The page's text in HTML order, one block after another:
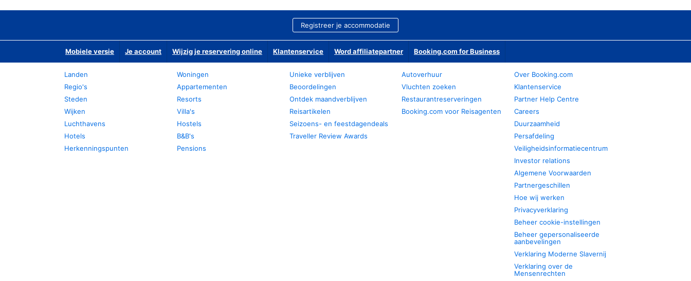
Registreer je accommodatie
Mobiele versie Je account Wijzig je reservering online Klantenservice Word affiliatepartner Booking.com for Business
Landen
Regio's
Steden
Wijken
Luchthavens
Hotels
Herkenningspunten
Woningen
Appartementen
Resorts
Villa's
Hostels
B&B's
Pensions
Unieke verblijven
Beoordelingen
Ontdek maandverblijven
Reisartikelen
Seizoens- en feestdagendeals
Traveller Review Awards
Autoverhuur
Vluchten zoeken
Restaurantreserveringen
Booking.com voor Reisagenten
Over Booking.com
Klantenservice
Partner Help Centre
Careers
Duurzaamheid
Persafdeling
Veiligheidsinformatiecentrum
Investor relations
Algemene Voorwaarden
Partnergeschillen
Hoe wij werken
Privacyverklaring
Beheer cookie-instellingen
Beheer gepersonaliseerde
aanbevelingen
Verklaring Moderne Slavernij
Verklaring over de
Mensenrechten